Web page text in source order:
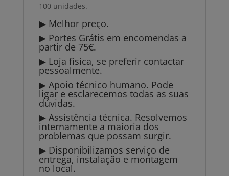
100 unidades.
▶ Melhor preço.
▶ Portes Grátis em encomendas a
partir de 75€.
▶ Loja física, se preferir contactar
pessoalmente.
▶ Apoio técnico humano. Pode
ligar e esclarecemos todas as suas
dúvidas.
▶ Assistência técnica. Resolvemos
internamente a maioria dos
problemas que possam surgir.
▶ Disponibilizamos serviço de
entrega, instalação e montagem
no local.